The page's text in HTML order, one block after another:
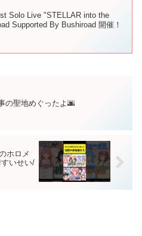
Solo Live "STELLAR into the
Supported By Bushiroad 開催！
の聖地めぐったよ🌆
ホロメ
いせい/